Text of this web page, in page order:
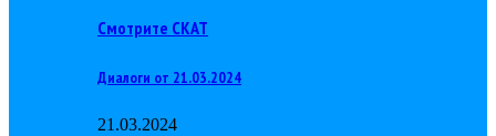
Смотрите СКАТ
Диалоги от 21.03.2024
21.03.2024